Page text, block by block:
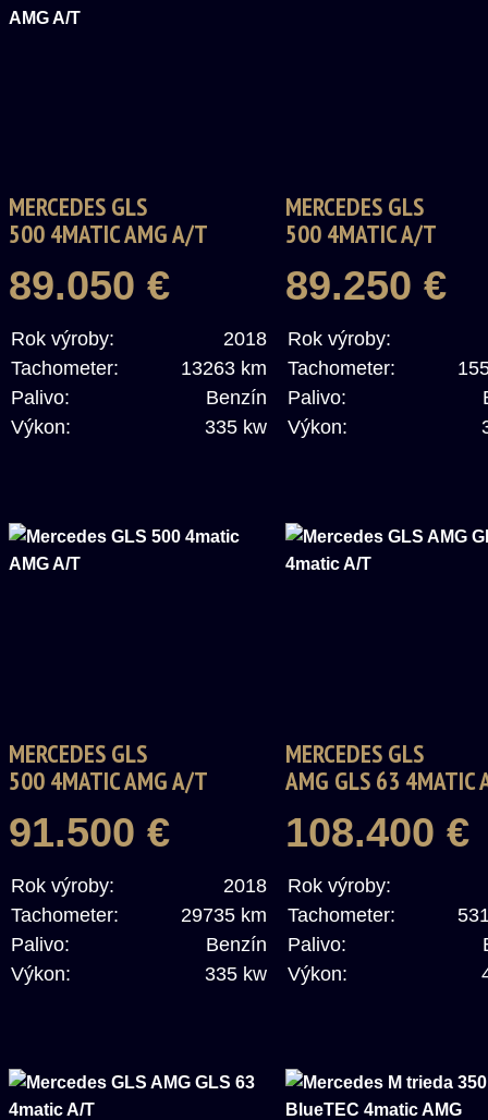
MERCEDES GLS
500 4MATIC AMG A/T
89.050 €
Rok výroby:
2018
Tachometer:
13263 km
Palivo:
Benzín
Výkon:
335 kw
MERCEDES GLS
500 4MATIC A/T
89.250 €
Rok výroby:
Tachometer:
Palivo:
Výkon:
MERCEDES GLS
500 4MATIC AMG A/T
91.500 €
Rok výroby:
2018
Tachometer:
29735 km
Palivo:
Benzín
Výkon:
335 kw
MERCEDES GLS
AMG GLS 63 4MATIC
108.400 €
Rok výroby:
Tachometer:
Palivo:
Výkon: